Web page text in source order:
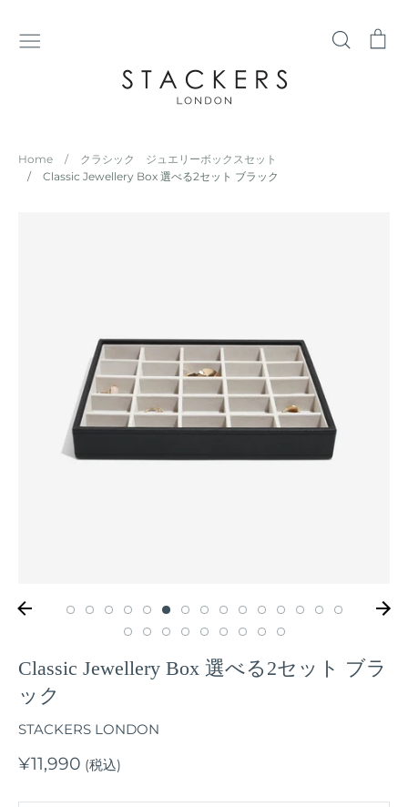
Home /
クラシック ジュエリーボックスセット
/
Classic Jewellery Box 選べる2セット ブラック
Classic Jewellery Box 選べる2セット ブラ
ック
STACKERS LONDON
¥11,990 (税込)